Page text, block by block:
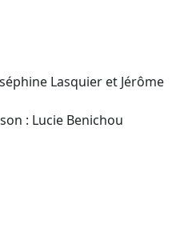
Lasquier et Jérôme
: Lucie Benichou